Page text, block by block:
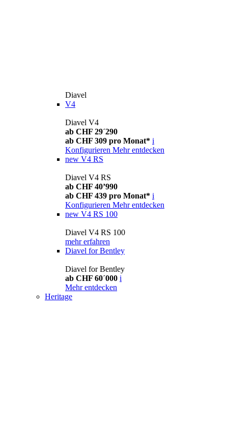
Diavel
V4
Diavel V4
ab CHF 29´290
ab CHF 309 pro Monat* i
Konfigurieren Mehr entdecken
new V4 RS
Diavel V4 RS
ab CHF 40’990
ab CHF 439 pro Monat* i
Konfigurieren Mehr entdecken
new V4 RS 100
Diavel V4 RS 100
mehr erfahren
Diavel for Bentley
Diavel for Bentley
ab CHF 60´000 i
Mehr entdecken
Heritage